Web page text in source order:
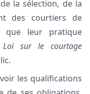
la sélection, de la
des courtiers de
que leur pratique
Loi sur le courtage
les qualifications